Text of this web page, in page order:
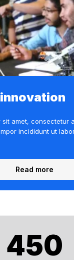
sit amet, consectetur
incididunt ut
Read more
450